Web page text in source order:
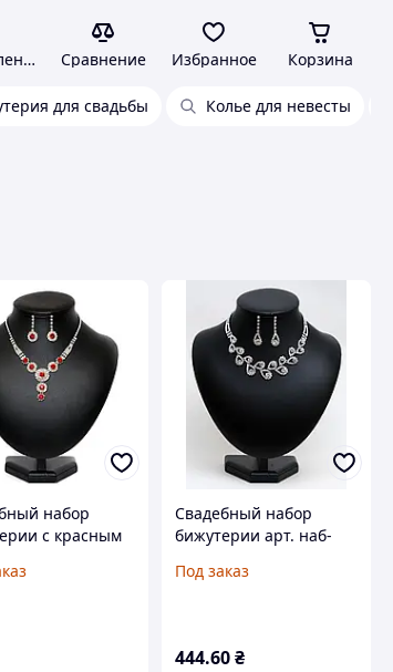
Сравнение Избранное Корзина
для свадьбы Колье для невесты
набор
с красным
Свадебный набор
бижутерии арт. наб-
Под заказ
444.60₴